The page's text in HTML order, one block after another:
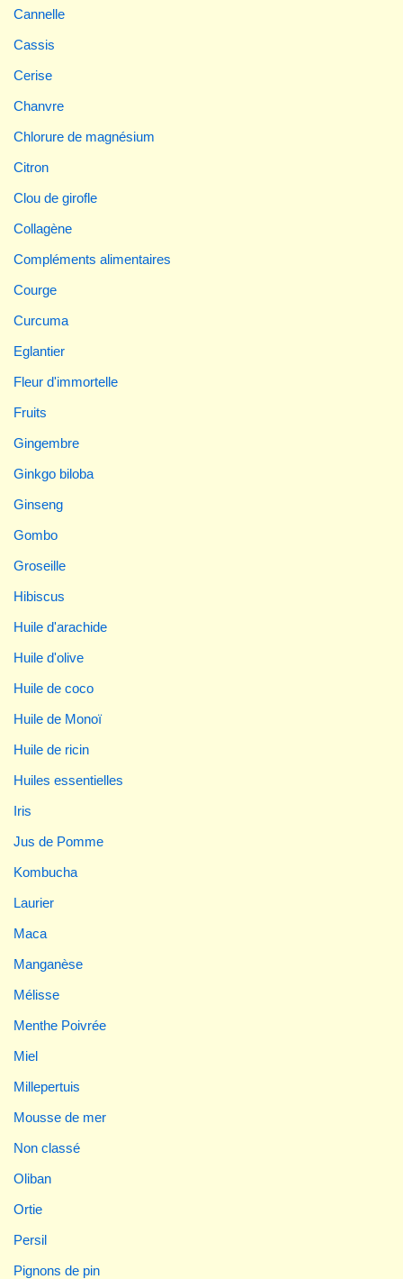
Cannelle
Cassis
Cerise
Chanvre
Chlorure de magnésium
Citron
Clou de girofle
Collagène
Compléments alimentaires
Courge
Curcuma
Eglantier
Fleur d'immortelle
Fruits
Gingembre
Ginkgo biloba
Ginseng
Gombo
Groseille
Hibiscus
Huile d'arachide
Huile d'olive
Huile de coco
Huile de Monoï
Huile de ricin
Huiles essentielles
Iris
Jus de Pomme
Kombucha
Laurier
Maca
Manganèse
Mélisse
Menthe Poivrée
Miel
Millepertuis
Mousse de mer
Non classé
Oliban
Ortie
Persil
Pignons de pin